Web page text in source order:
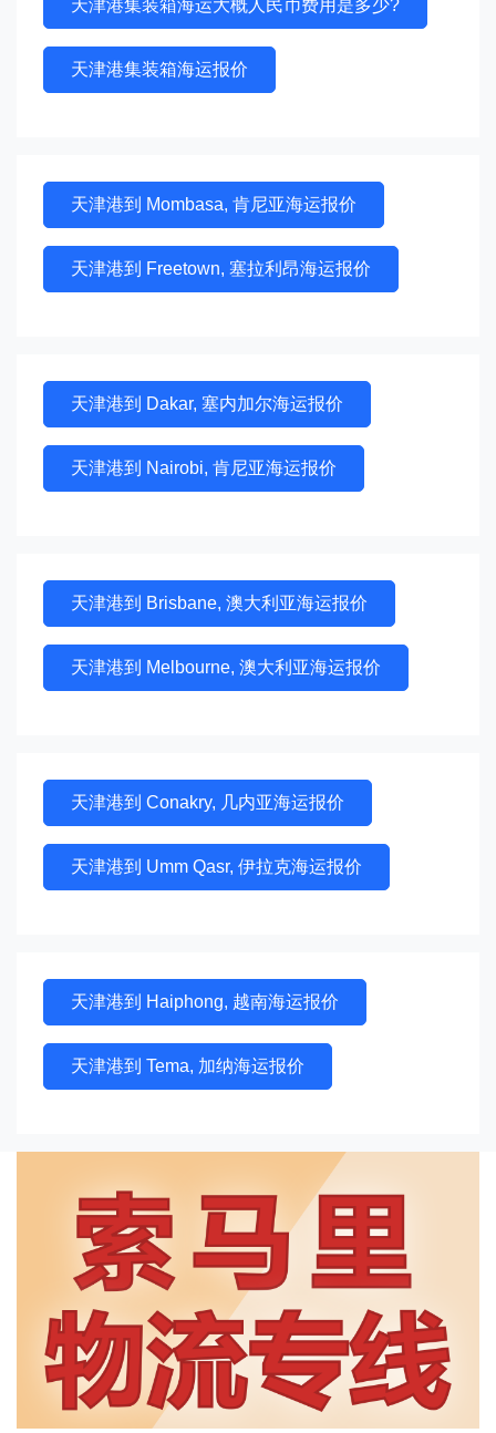
天津港集装箱海运大概人民币费用是多少?
天津港集装箱海运报价
天津港到 Mombasa, 肯尼亚海运报价
天津港到 Freetown, 塞拉利昂海运报价
天津港到 Dakar, 塞内加尔海运报价
天津港到 Nairobi, 肯尼亚海运报价
天津港到 Brisbane, 澳大利亚海运报价
天津港到 Melbourne, 澳大利亚海运报价
天津港到 Conakry, 几内亚海运报价
天津港到 Umm Qasr, 伊拉克海运报价
天津港到 Haiphong, 越南海运报价
天津港到 Tema, 加纳海运报价